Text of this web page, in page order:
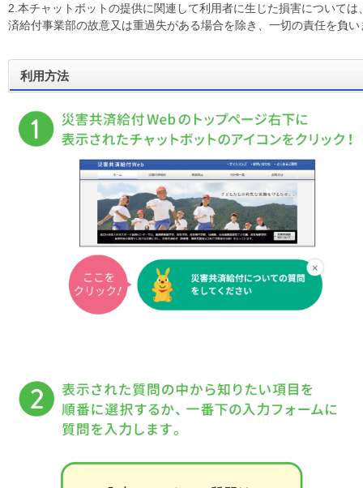
2.本チャットボットの提供に関連して利用者に生じた損害については
済給付事業部の故意又は重過失がある場合を除き、一切の責任を負い
利用方法